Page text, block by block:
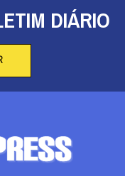
DIÁRIO